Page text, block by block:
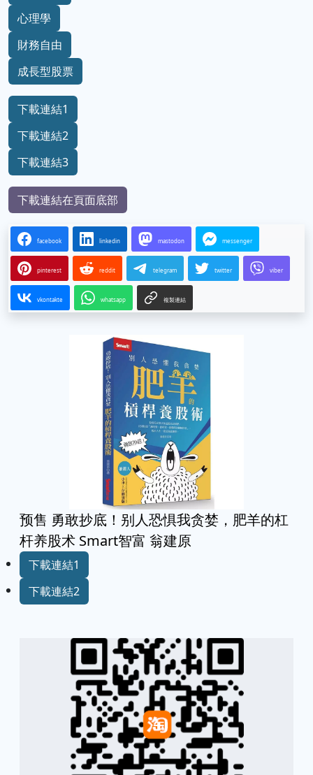
心理學
財務自由
成長型股票
下載連結1
下載連結2
下載連結3
下載連結在頁面底部
facebook linkedin mastodon messenger
pinterest reddit telegram twitter viber
vkontakte whatsapp 複製連結
预售 勇敢抄底！别人恐惧我贪婪，肥羊的杠
杆养股术 Smart智富 翁建原
下載連結1
下載連結2